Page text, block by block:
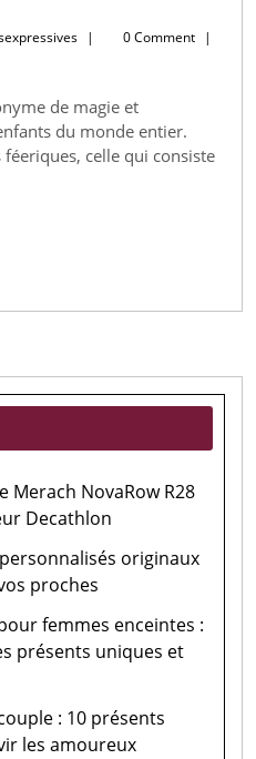
une
père
lesexpressives
| 0 Comment |
de magie et
du monde entier.
celle qui consiste
Merach NovaRow R28
Decathlon
originaux
proches
femmes enceintes :
présents uniques et
: 10 présents
les amoureux